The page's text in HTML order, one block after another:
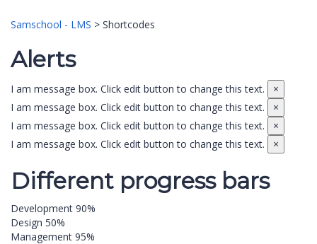
Samschool - LMS > Shortcodes
Alerts
I am message box. Click edit button to change this text.
×
I am message box. Click edit button to change this text.
×
I am message box. Click edit button to change this text.
×
I am message box. Click edit button to change this text.
×
Different progress bars
Development 90%
Design 50%
Management 95%